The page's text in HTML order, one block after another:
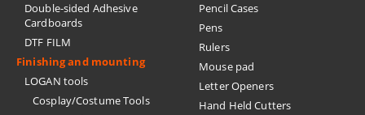
Double-sided Adhesive
Cardboards
DTF FILM
Finishing and mounting
LOGAN tools
Cosplay/Costume Tools
Pencil Cases
Pens
Rulers
Mouse pad
Letter Openers
Hand Held Cutters